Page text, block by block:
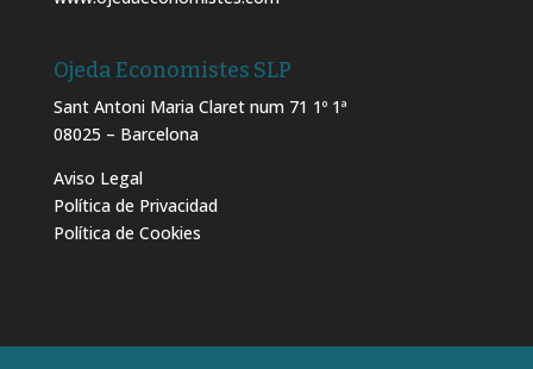
Ojeda Economistes SLP
Sant Antoni Maria Claret num 71 1º 1ª
08025 – Barcelona
Aviso Legal
Política de Privacidad
Política de Cookies